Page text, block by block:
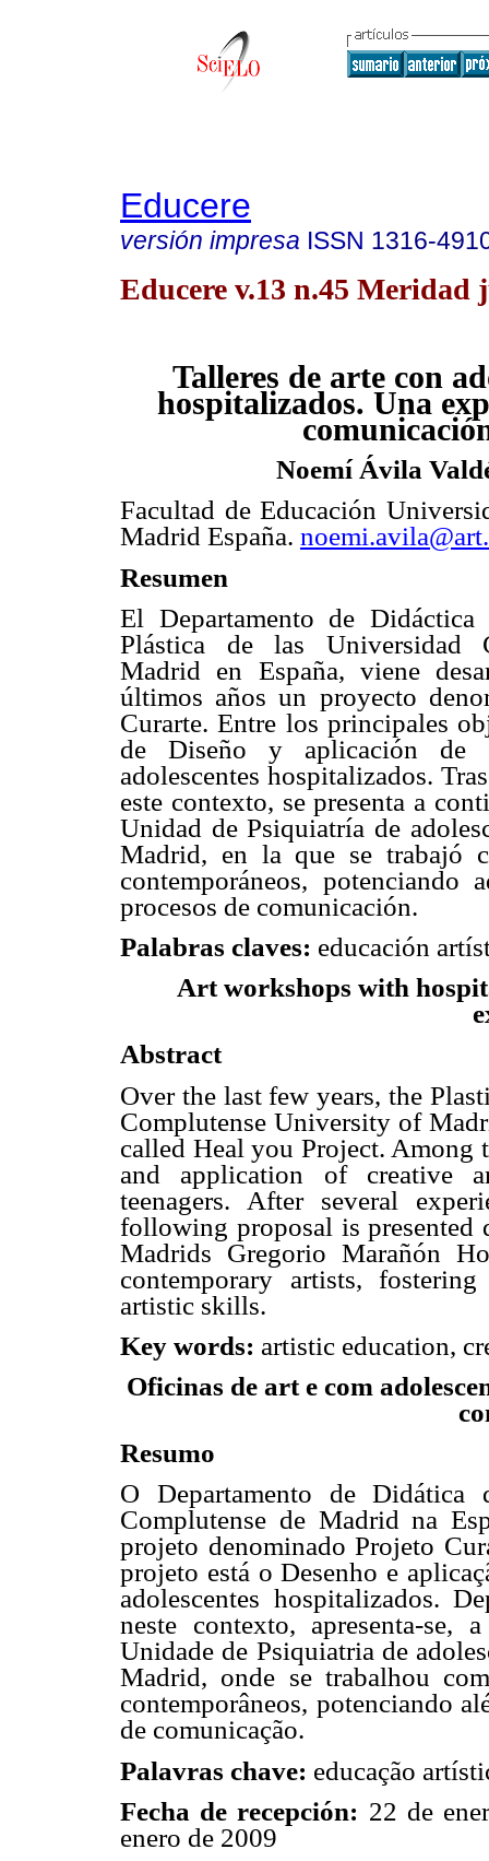
Educere
versión impresa ISSN 1316-
Educere v.13 n.45 Meridad
Talleres de arte con
hospitalizados. Una
Noemí Ávila
Facultad de Educación
Madrid España.
Resumen
El Departamento de
Plástica de las Universidad
Madrid en España, viene
últimos años un proyecto
Curarte. Entre los principales
de Diseño y aplicación de
adolescentes hospitalizados.
este contexto, se presenta a
Unidad de Psiquiatría de
Madrid, en la que se trabajó
contemporáneos, potenciando
procesos de comunicación.
Palabras claves: educación
Art workshops with
Abstract
Over the last few years, the
Complutense University of
called Heal you Project.
and application of creative
teenagers. After several
following proposal is presented
Madrids Gregorio Marañón
contemporary artists,
artistic skills.
Key words: artistic education,
Oficinas de art e com
Resumo
O Departamento de Didática
Complutense de Madrid na
projeto denominado Projeto
projeto está o Desenho e
adolescentes hospitalizados.
neste contexto, apresenta-se,
Unidade de Psiquiatria de
Madrid, onde se trabalhou
contemporâneos, potenciando
de comunicação.
Palavras chave: educação
Fecha de recepción: 22 de
enero de 2009